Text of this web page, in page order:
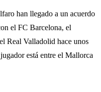
han llegado a un acuerdo
el FC Barcelona, el
Real Valladolid hace unos
está entre el Mallorca